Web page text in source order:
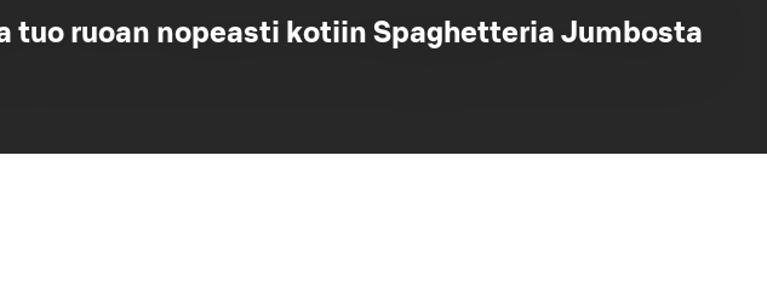
tuo ruoan nopeasti kotiin Spaghetteria Jumbosta